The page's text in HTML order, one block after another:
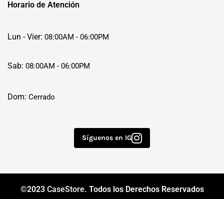
Horario de Atención
Lun - Vier: 08:00AM - 06:00PM
Sab: 08:00AM - 06:00PM
Dom: Cerrado
Síguenos en IG
©2023 CaseStore. Todos los Derechos Reservados